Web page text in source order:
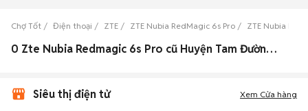
Chợ Tốt Điện thoại ZTE ZTE Nubia RedMagic 6s Pro ZTE Nubia
0 Zte Nubia Redmagic 6s Pro cũ Huyện Tam Đường, Lai Châu đẹp
Siêu thị điện tử Xem Cửa hàng